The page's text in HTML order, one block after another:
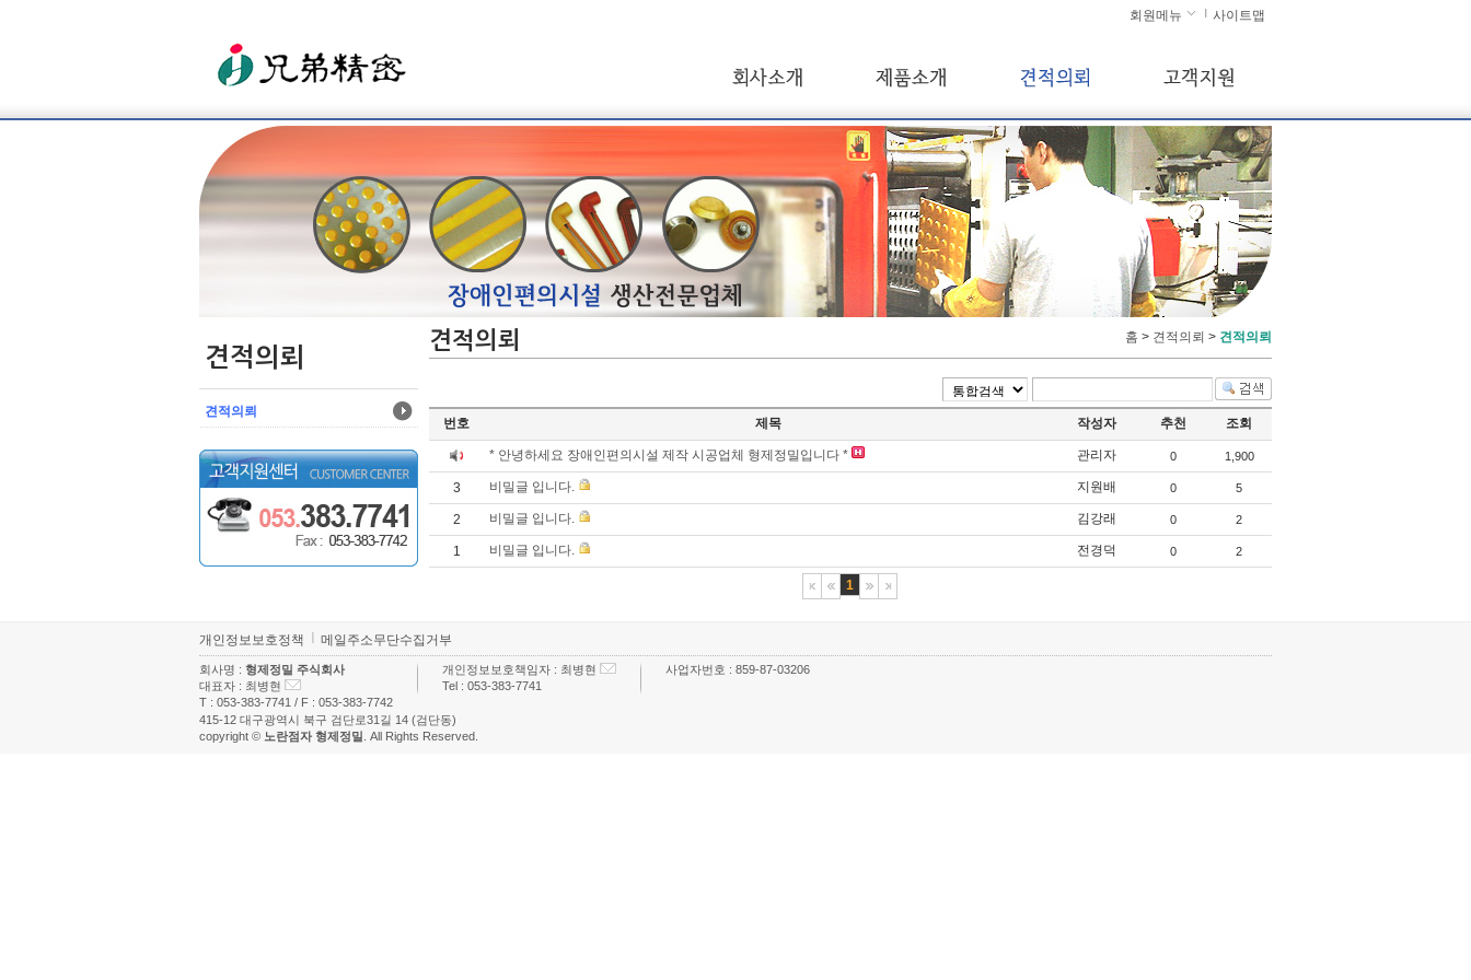
회원메뉴 사이트맵
견적의뢰
견적의뢰
견적의뢰 홈 > 견적의뢰 > 견적의뢰
번호 제목 작성자 추천 조회
* 안녕하세요 장애인편의시설 제작 시공업체 형제정밀입니다 * 관리자 0 1,900
3 비밀글 입니다. 지원배 0 5
2 비밀글 입니다. 김강래 0 2
1 비밀글 입니다. 전경덕 0 2
1
개인정보보호정책 메일주소무단수집거부
회사명 : 형제정밀 주식회사
대표자 : 최병현
T : 053-383-7741 / F : 053-383-7742
개인정보보호책임자 : 최병현
Tel : 053-383-7741
사업자번호 : 859-87-03206
415-12 대구광역시 북구 검단로31길 14 (검단동)
copyright © 노란점자 형제정밀 . All Rights Reserved.